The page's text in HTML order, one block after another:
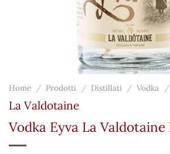
Home / Prodotti / Distillati / Vodka /
La Valdotaine
Vodka Eyva La Valdotaine